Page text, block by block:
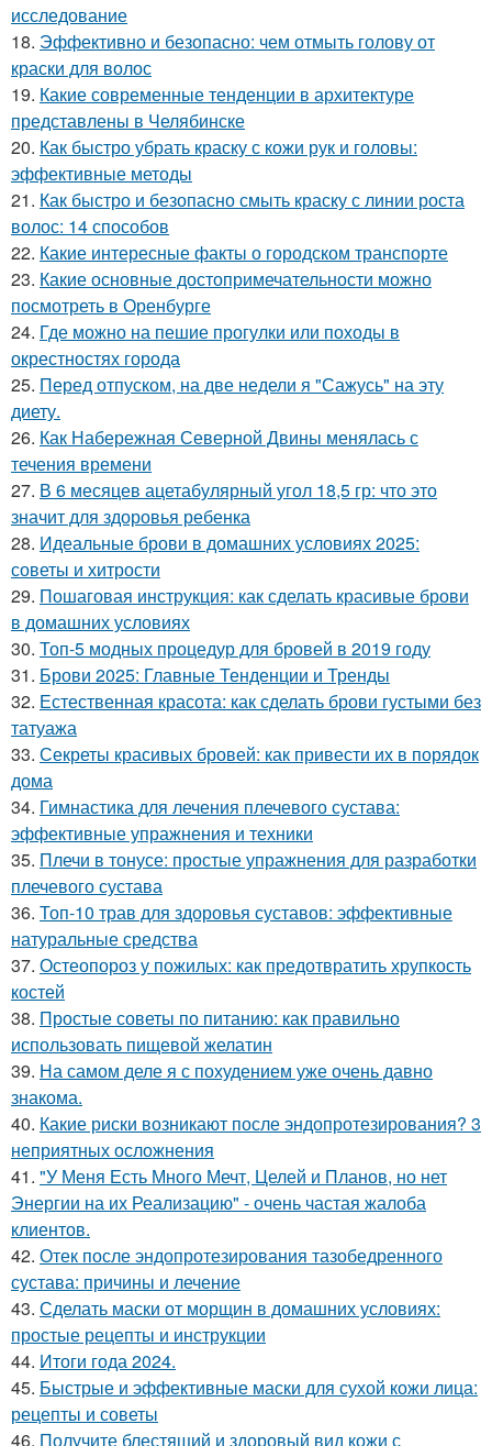
исследование
18. Эффективно и безопасно: чем отмыть голову от
краски для волос
19. Какие современные тенденции в архитектуре
представлены в Челябинске
20. Как быстро убрать краску с кожи рук и головы:
эффективные методы
21. Как быстро и безопасно смыть краску с линии роста
волос: 14 способов
22. Какие интересные факты о городском транспорте
23. Какие основные достопримечательности можно
посмотреть в Оренбурге
24. Где можно на пешие прогулки или походы в
окрестностях города
25. Перед отпуском, на две недели я "Сажусь" на эту
диету.
26. Как Набережная Северной Двины менялась с
течения времени
27. В 6 месяцев ацетабулярный угол 18,5 гр: что это
значит для здоровья ребенка
28. Идеальные брови в домашних условиях 2025:
советы и хитрости
29. Пошаговая инструкция: как сделать красивые брови
в домашних условиях
30. Топ-5 модных процедур для бровей в 2019 году
31. Брови 2025: Главные Тенденции и Тренды
32. Естественная красота: как сделать брови густыми без
татуажа
33. Секреты красивых бровей: как привести их в порядок
дома
34. Гимнастика для лечения плечевого сустава:
эффективные упражнения и техники
35. Плечи в тонусе: простые упражнения для разработки
плечевого сустава
36. Топ-10 трав для здоровья суставов: эффективные
натуральные средства
37. Остеопороз у пожилых: как предотвратить хрупкость
костей
38. Простые советы по питанию: как правильно
использовать пищевой желатин
39. На самом деле я с похудением уже очень давно
знакома.
40. Какие риски возникают после эндопротезирования? 3
неприятных осложнения
41. "У Меня Есть Много Мечт, Целей и Планов, но нет
Энергии на их Реализацию" - очень частая жалоба
клиентов.
42. Отек после эндопротезирования тазобедренного
сустава: причины и лечение
43. Сделать маски от морщин в домашних условиях:
простые рецепты и инструкции
44. Итоги года 2024.
45. Быстрые и эффективные маски для сухой кожи лица:
рецепты и советы
46. Получите блестящий и здоровый вид кожи с